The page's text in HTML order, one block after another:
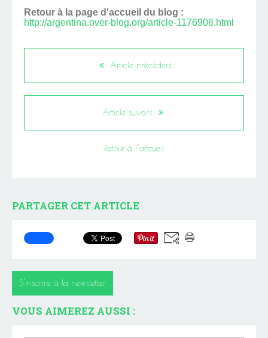
Retour à la page d'accueil du blog :
http://argentina.over-blog.org/article-1176908.html
Article précédent
Article suivant
Retour à l'accueil
PARTAGER CET ARTICLE
S'inscrire à la newsletter
VOUS AIMEREZ AUSSI :